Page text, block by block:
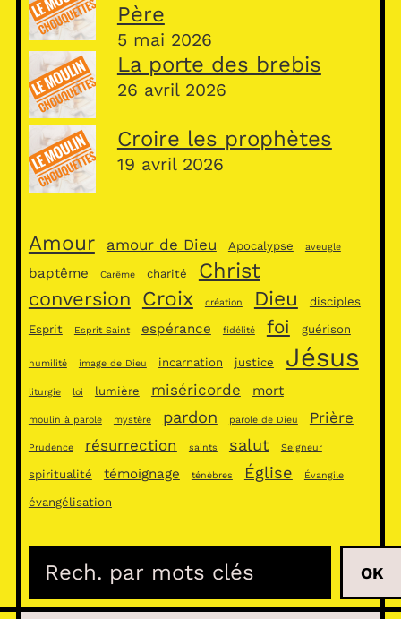
Père
5 mai 2026
La porte des brebis
26 avril 2026
Croire les prophètes
19 avril 2026
Amour amour de Dieu Apocalypse aveugle
baptême Carême charité Christ
conversion Croix création Dieu disciples
Esprit Esprit Saint espérance fidélité foi guérison
humilité image de Dieu incarnation justice Jésus
liturgie loi lumière miséricorde mort
moulin à parole mystère pardon parole de Dieu Prière
Prudence résurrection saints salut Seigneur
spiritualité témoignage ténèbres Église Évangile
évangélisation
c
OK